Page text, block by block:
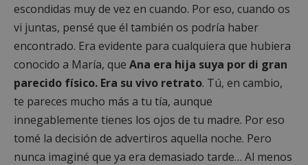
escondidas muy de vez en cuando. Por eso, cuando os
vi juntas, pensé que él también os podría haber
encontrado. Era evidente para cualquiera que hubiera
conocido a María, que Ana era hija suya por di gran
parecido físico. Era su vivo retrato. Tú, en cambio,
te pareces mucho más a tu tía, aunque
innegablemente tienes los ojos de tu madre. Por eso
tomé la decisión de advertiros aquella noche. Pero
nunca imaginé que ya era demasiado tarde… Al menos
Inc.
Privacy Policy